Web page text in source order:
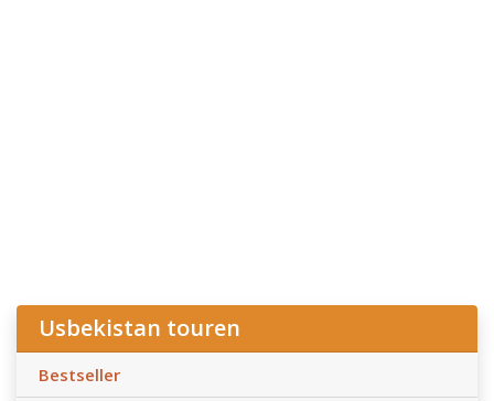
Usbekistan touren
Bestseller